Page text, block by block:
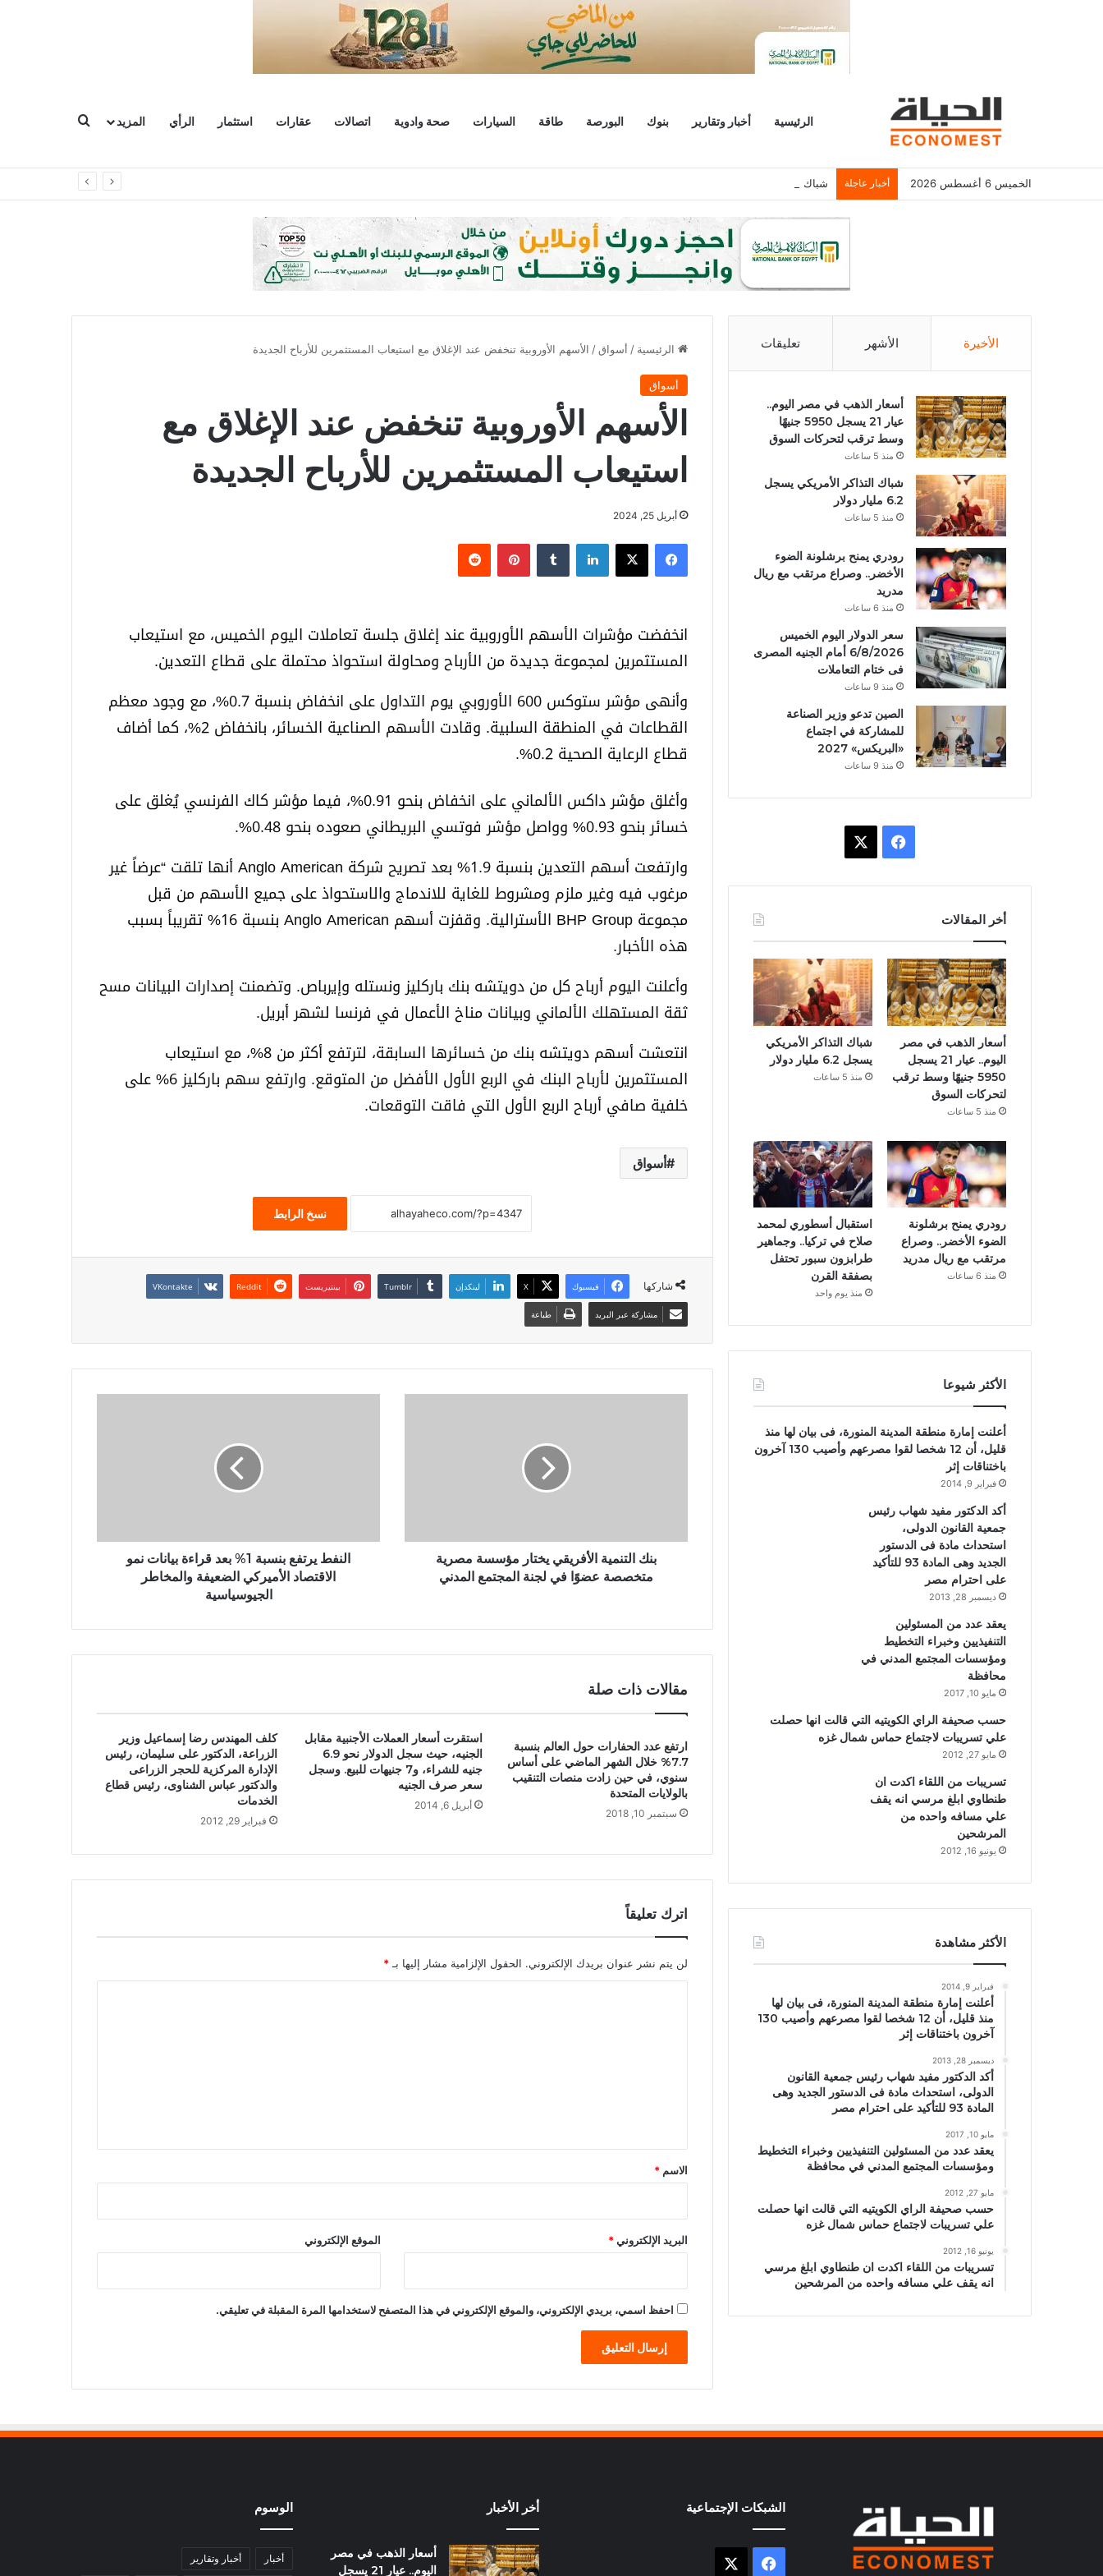
الرئيسية أخبار وتقارير بنوك البورصة طاقة السيارات صحة وادوية اتصالات عقارات استثمار الرأي المزيد
الخميس 6 أغسطس 2026 أخبار عاجلة شباك التذاكر الأمريكي يسجل 6.2 مليار دولار
الرئيسية / أسواق/ الأسهم الأوروبية تنخفض عند الإغلاق مع استيعاب المستثمرين للأرباح الجديدة
أسواق
الأسهم الأوروبية تنخفض عند الإغلاق مع
استيعاب المستثمرين للأرباح الجديدة
أبريل 25, 2024
فيسبوك لينكدإن بينتيريست
انخفضت مؤشرات الأسهم الأوروبية عند إغلاق جلسة تعاملات اليوم الخميس، مع استيعاب
المستثمرين لمجموعة جديدة من الأرباح ومحاولة استحواذ محتملة على قطاع التعدين.
وأنهى مؤشر ستوكس 600 الأوروبي يوم التداول على انخفاض بنسبة 0.7%، مع وجود معظم
القطاعات في المنطقة السلبية. وقادت الأسهم الصناعية الخسائر، بانخفاض 2%، كما أضاف
قطاع الرعاية الصحية 0.2%.
وأغلق مؤشر داكس الألماني على انخفاض بنحو 0.91%، فيما مؤشر كاك الفرنسي يُغلق على
خسائر بنحو 0.93% وواصل مؤشر فوتسي البريطاني صعوده بنحو 0.48%.
وارتفعت أسهم التعدين بنسبة 1.9% بعد تصريح شركة Anglo American أنها تلقت “عرضاً غير
مرغوب فيه وغير ملزم ومشروط للغاية للاندماج والاستحواذ على جميع الأسهم من قبل
مجموعة BHP Group الأسترالية. وقفزت أسهم Anglo American بنسبة 16% تقريباً بسبب
هذه الأخبار.
وأعلنت اليوم أرباح كل من دويتشه بنك باركليز ونستله وإيرباص. وتضمنت إصدارات البيانات مسح
ثقة المستهلك الألماني وبيانات مناخ الأعمال في فرنسا لشهر أبريل.
انتعشت أسهم دويتشه بنك من خسائرها السابقة، لترتفع أكثر من 8%، مع استيعاب
المستثمرين لأرباح البنك في الربع الأول الأفضل من المتوقع. وارتفع سهم باركليز 6% على
خلفية صافي أرباح الربع الأول التي فاقت التوقعات.
أسواق
نسخ الرابط
شاركها فيسبوك X لينكدإن بينتيريست
مشاركة عبر البريد طباعة
بنك التنمية الأفريقي يختار مؤسسة مصرية
متخصصة عضوًا في لجنة المجتمع المدني
النفط يرتفع بنسبة 1% بعد قراءة بيانات نمو
الاقتصاد الأميركي الضعيفة والمخاطر
الجيوسياسية
مقالات ذات صلة
ارتفع عدد الحفارات حول العالم بنسبة
7.7% خلال الشهر الماضي على أساس
سنوي، في حين زادت منصات التنقيب
بالولايات المتحدة
سبتمبر 10, 2018
استقرت أسعار العملات الأجنبية مقابل
الجنيه، حيث سجل الدولار نحو 6.9
جنيه للشراء، و7 جنيهات للبيع. وسجل
سعر صرف الجنيه
أبريل 6, 2014
كلف المهندس رضا إسماعيل وزير
الزراعة، الدكتور على سليمان، رئيس
الإدارة المركزية للحجر الزراعى
والدكتور عباس الشناوى، رئيس قطاع
الخدمات
فبراير 29, 2012
اترك تعليقاً
لن يتم نشر عنوان بريدك الإلكتروني. الحقول الإلزامية مشار إليها بـ *
*
الاسم *
البريد الإلكتروني* الموقع الإلكتروني
احفظ اسمي، بريدي الإلكتروني، والموقع الإلكتروني في هذا المتصفح لاستخدامها المرة المقبلة في تعليقي.
الأخيرة الأشهر تعليقات
أسعار الذهب في مصر اليوم..
عيار 21 يسجل 5950 جنيهًا
وسط ترقب لتحركات السوق
منذ 5 ساعات
شباك التذاكر الأمريكي يسجل
6.2 مليار دولار
منذ 5 ساعات
رودري يمنح برشلونة الضوء
الأخضر.. وصراع مرتقب مع ريال
مدريد
منذ 6 ساعات
سعر الدولار اليوم الخميس
6/8/2026 أمام الجنيه المصرى
فى ختام التعاملات
منذ 9 ساعات
الصين تدعو وزير الصناعة
للمشاركة في اجتماع
«البريكس» 2027
منذ 9 ساعات
ب
و
ك
أخر المقالات
أسعار الذهب في مصر
اليوم.. عيار 21 يسجل
5950 جنيهًا وسط ترقب
لتحركات السوق
منذ 5 ساعات
شباك التذاكر الأمريكي
يسجل 6.2 مليار دولار
منذ 5 ساعات
رودري يمنح برشلونة
الضوء الأخضر.. وصراع
مرتقب مع ريال مدريد
منذ 6 ساعات
استقبال أسطوري لمحمد
صلاح في تركيا.. وجماهير
طرابزون سبور تحتفل
بصفقة القرن
منذ يوم واحد
الأكثر شيوعا
أعلنت إمارة منطقة المدينة المنورة، فى بيان لها منذ
قليل، أن 12 شخصا لقوا مصرعهم وأصيب 130 آخرون
باختناقات إثر
فبراير 9, 2014
أكد الدكتور مفيد شهاب رئيس
جمعية القانون الدولى،
استحداث مادة فى الدستور
الجديد وهى المادة 93 للتأكيد
على احترام مصر
ديسمبر 28, 2013
يعقد عدد من المسئولين
التنفيذيين وخبراء التخطيط
ومؤسسات المجتمع المدني في
محافظة
مايو 10, 2017
حسب صحيفة الراي الكويتيه التي قالت انها حصلت
علي تسريبات لاجتماع حماس شمال غزه
مايو 27, 2012
تسريبات من اللقاء اكدت ان
طنطاوي ابلغ مرسي انه يقف
علي مسافه واحده من
المرشحين
يونيو 16, 2012
الأكثر مشاهدة
فبراير 9, 2014
أعلنت إمارة منطقة المدينة المنورة، فى بيان لها
منذ قليل، أن 12 شخصا لقوا مصرعهم وأصيب 130
آخرون باختناقات إثر
ديسمبر 28, 2013
أكد الدكتور مفيد شهاب رئيس جمعية القانون
الدولى، استحداث مادة فى الدستور الجديد وهى
المادة 93 للتأكيد على احترام مصر
مايو 10, 2017
يعقد عدد من المسئولين التنفيذيين وخبراء التخطيط
ومؤسسات المجتمع المدني في محافظة
مايو 27, 2012
حسب صحيفة الراي الكويتيه التي قالت انها حصلت
علي تسريبات لاجتماع حماس شمال غزه
يونيو 16, 2012
تسريبات من اللقاء اكدت ان طنطاوي ابلغ مرسي
انه يقف علي مسافه واحده من المرشحين
الشبكات الإجتماعية
فيسبوك
أخر الأخبار
أسعار الذهب في مصر
اليوم.. عيار 21 يسجل
الوسوم
أخبار أخبار وتقارير